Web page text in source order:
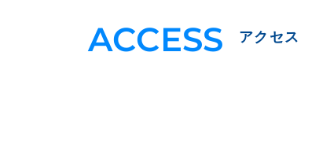
ACCESS アクセス